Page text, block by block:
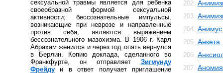
сексуальной травмы является для ребенка
своеобразной формой сексуальной
активности; бессознательные импульсы,
возникающие при неврозе и направленные
против себя, являются выражением
бессознательного мазохизма. В 1906 г. Карл
Абрахам женился и через год опять вернулся
в Берлин. Копию доклада, сделанного во
Франкфурте, он отправляет Зигмунду
Фрейду и в ответ получает приглашение
202.
203.
204.
205. Анкета
206.
207. Аномия